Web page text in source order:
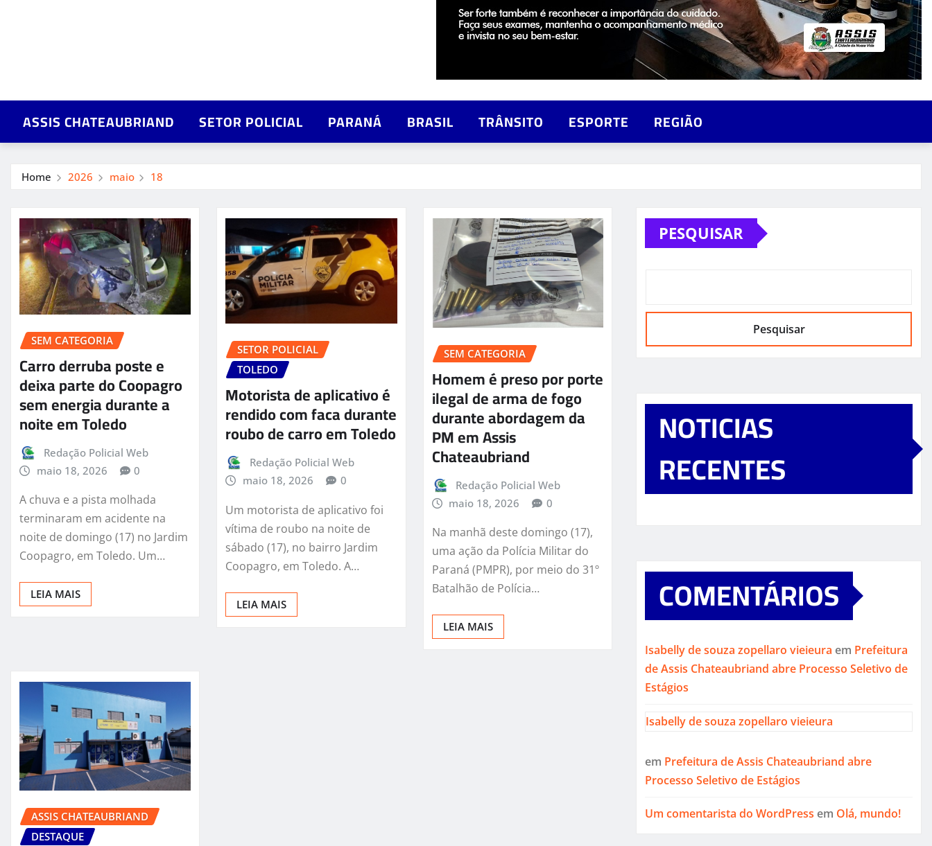
ASSIS CHATEAUBRIAND SETOR POLICIAL PARANÁ BRASIL TRÂNSITO ESPORTE REGIÃO
Home 2026 maio 18
SEM CATEGORIA
Carro derruba poste e
deixa parte do Coopagro
sem energia durante a
noite em Toledo
Redação Policial Web
maio 18, 2026
0
A chuva e a pista molhada
terminaram em acidente na
noite de domingo (17) no Jardim
Coopagro, em Toledo. Um…
LEIA MAIS
SETOR POLICIAL
TOLEDO
Motorista de aplicativo é
rendido com faca durante
roubo de carro em Toledo
Redação Policial Web
maio 18, 2026
0
Um motorista de aplicativo foi
vítima de roubo na noite de
sábado (17), no bairro Jardim
Coopagro, em Toledo. A…
LEIA MAIS
SEM CATEGORIA
Homem é preso por porte
ilegal de arma de fogo
durante abordagem da
PM em Assis
Chateaubriand
Redação Policial Web
maio 18, 2026
0
Na manhã deste domingo (17),
uma ação da Polícia Militar do
Paraná (PMPR), por meio do 31º
Batalhão de Polícia…
LEIA MAIS
ASSIS CHATEAUBRIAND
DESTAQUE
PESQUISAR
Pesquisar
NOTICIAS
RECENTES
COMENTÁRIOS
Isabelly de souza zopellaro vieieura em Prefeitura
de Assis Chateaubriand abre Processo Seletivo de
Estágios
Isabelly de souza zopellaro vieieura
em Prefeitura de Assis Chateaubriand abre
Processo Seletivo de Estágios
Um comentarista do WordPress em Olá, mundo!